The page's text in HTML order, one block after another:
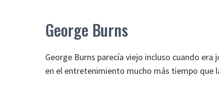
George Burns
George Burns parecía viejo incluso cuando
en el entretenimiento mucho más tiempo que